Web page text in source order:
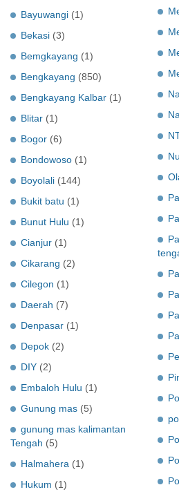
Bayuwangi (1)
Bekasi (3)
Bemgkayang (1)
Bengkayang (850)
Bengkayang Kalbar (1)
Blitar (1)
Bogor (6)
Bondowoso (1)
Boyolali (144)
Bukit batu (1)
Bunut Hulu (1)
Cianjur (1)
Cikarang (2)
Cilegon (1)
Daerah (7)
Denpasar (1)
Depok (2)
DIY (2)
Embaloh Hulu (1)
Gunung mas (5)
gunung mas kalimantan
Tengah (5)
Halmahera (1)
Hukum (1)